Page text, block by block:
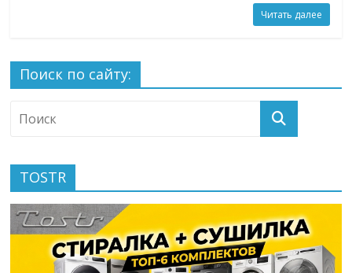
Читать далее
Поиск по сайту:
TOSTR